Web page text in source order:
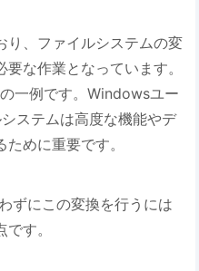
り、ファイルシステムの変
な作業となっています。
一例です。Windowsユー
ステムは高度な機能やデ
めに重要です。
ずにこの変換を行うには
す。